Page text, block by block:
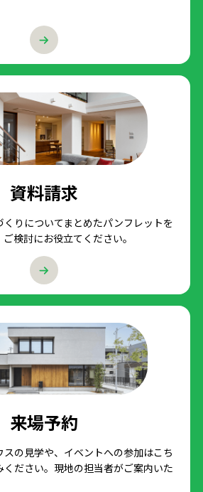
資料請求
くりについてまとめたパンフレットを
検討にお役立てください。
来場予約
の見学や、イベントへの参加はこち
ください。現地の担当者がご案内いた